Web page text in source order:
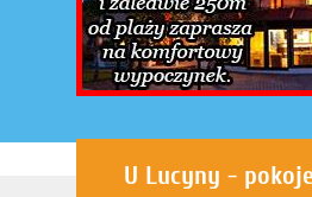
U Lucyny -